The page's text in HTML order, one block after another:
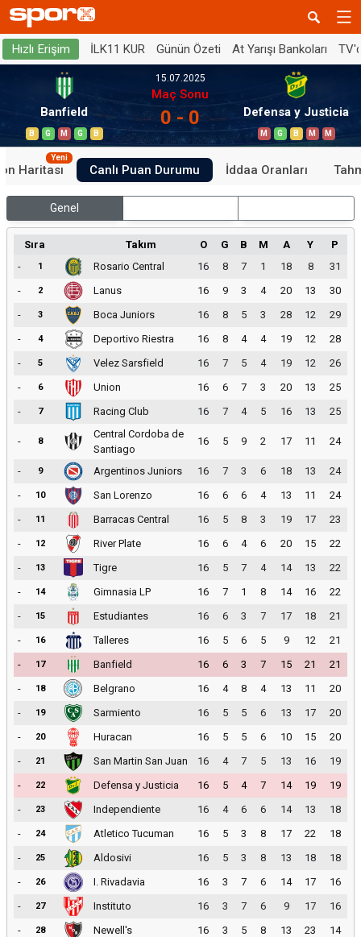
Hızlı Erişim İLK11 KUR Günün Özeti At Yarışı Bankoları
Banfield
B G M G B
15.07.2025
Maç Sonu
0 - 0 Defensa y Justicia
M G B M M
Haritası
Yeni
Canlı Puan Durumu İddaa Oranları
Genel
Sıra Takım O G B M A Y
P
-
1 Rosario Central 16 8 7 1 18 8
31
-
2 Lanus 16 9 3 4 20 13
30
-
3 Boca Juniors 16 8 5 3 28 12
29
-
4 Deportivo Riestra 16 8 4 4 19 12
28
-
5 Velez Sarsfield 16 7 5 4 19 12
26
-
6 Union 16 6 7 3 20 13
25
-
7 Racing Club 16 7 4 5 16 13 25
- 8
Central Cordoba de
Santiago
16 5 9 2 17 11 24
- 9 Argentinos Juniors 16 7 3 6 18 13
24
-
10 San Lorenzo 16 6 6 4 13 11
24
-
11 Barracas Central 16 5 8 3 19 17
23
-
12 River Plate 16 6 4 6 20 15
22
-
13 Tigre 16 5 7 4 14 13
22
-
14 Gimnasia LP 16 7 1 8 14 16
22
-
15 Estudiantes 16 6 3 7 17 18
21
-
16 Talleres 16 5 6 5 9 12
21
-
17 Banfield 16 6 3 7 15 21
21
-
18 Belgrano 16 4 8 4 13 11
20
-
19 Sarmiento 16 5 5 6 13 17
20
-
20 Huracan 16 5 5 6 10 15
20
-
21 San Martin San Juan 16 4 7 5 13 16
19
-
22 Defensa y Justicia 16 5 4 7 14 19
19
-
23 Independiente 16 4 6 6 14 13
18
-
24 Atletico Tucuman 16 5 3 8 17 22
18
-
25 Aldosivi 16 5 3 8 13 18
18
-
26 I. Rivadavia 16 3 7 6 14 17
16
-
27 Instituto 16 3 7 6 9 17
16
-
28 Newell's 16 3 5 8 13 23
14